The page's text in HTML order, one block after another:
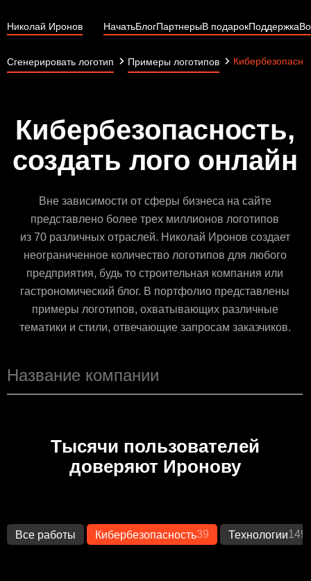
Николай Иронов НачатьБлогПартнерыВ подарокПоддержка
Сгенерировать логотип Примеры логотипов
Кибербезопасность,
создать лого онлайн
Вне зависимости от сферы бизнеса на сайте
представлено более трех миллионов логотипов
из 70 различных отраслей. Николай Иронов создает
неограниченное количество логотипов для любого
предприятия, будь то строительная компания или
гастрономический блог. В портфолио представлены
примеры логотипов, охватывающих различные
тематики и стили, отвечающие запросам заказчиков.
Тысячи пользователей
доверяют Иронову
Все работы Кибербезопасность39 Технологии